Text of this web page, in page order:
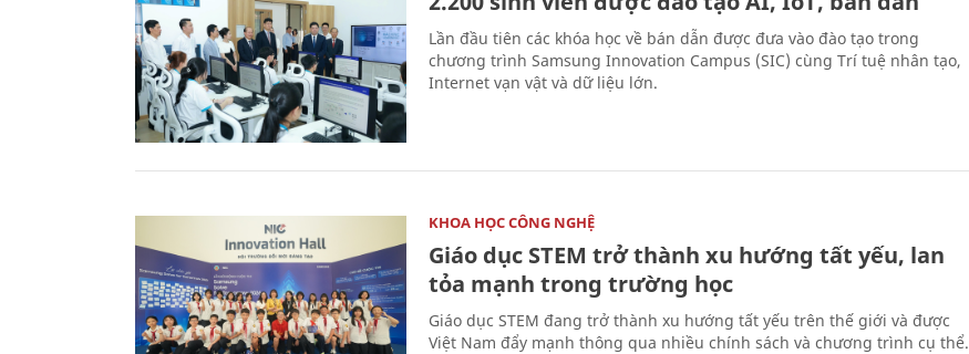
Lần đầu tiên các khóa học về bán dẫn được đưa vào đào tạo trong
chương trình Samsung Innovation Campus (SIC) cùng Trí tuệ nhân tạo,
Internet vạn vật và dữ liệu lớn.
KHOA HỌC CÔNG NGHỆ
Giáo dục STEM trở thành xu hướng tất yếu, lan
tỏa mạnh trong trường học
Giáo dục STEM đang trở thành xu hướng tất yếu trên thế giới và được
Việt Nam đẩy mạnh thông qua nhiều chính sách và chương trình cụ thể.